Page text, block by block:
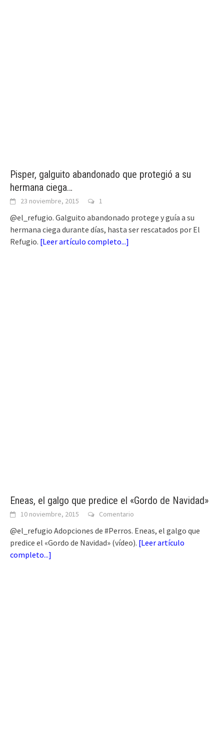
Pisper, galguito abandonado que protegió a su
hermana ciega…
23 noviembre, 2015 1
@el_refugio. Galguito abandonado protege y guía a su
hermana ciega durante días, hasta ser rescatados por El
Refugio. [Leer artículo completo...]
Eneas, el galgo que predice el «Gordo de Navidad»
10 noviembre, 2015 Comentario
@el_refugio Adopciones de #Perros. Eneas, el galgo que
predice el «Gordo de Navidad» (vídeo). [Leer artículo
completo...]